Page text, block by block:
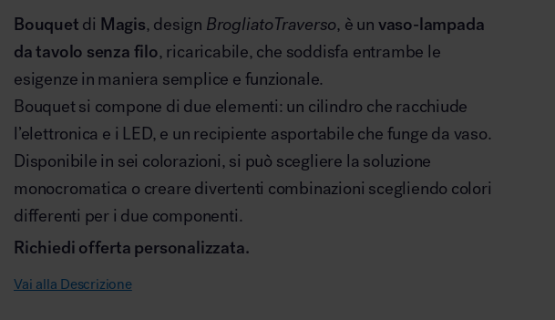
Bouquet di Magis, design BrogliatoTraverso, è un vaso-lampada
da tavolo senza filo, ricaricabile, che soddisfa entrambe le
esigenze in maniera semplice e funzionale.
Bouquet si compone di due elementi: un cilindro che racchiude
l’elettronica e i LED, e un recipiente asportabile che funge da vaso.
Disponibile in sei colorazioni, si può scegliere la soluzione
monocromatica o creare divertenti combinazioni scegliendo colori
differenti per i due componenti.
Richiedi offerta personalizzata.
Vai alla Descrizione